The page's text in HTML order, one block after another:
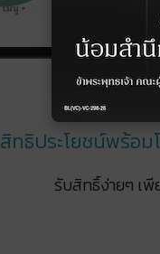
สิทธิประโยชน์พร้อม
รับสิทธิ์ง่ายๆ เ